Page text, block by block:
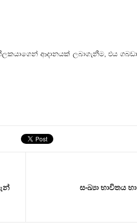
ආදානයක් ලබාගැනීම, එය
සංඛ්‍යා භාවිතය